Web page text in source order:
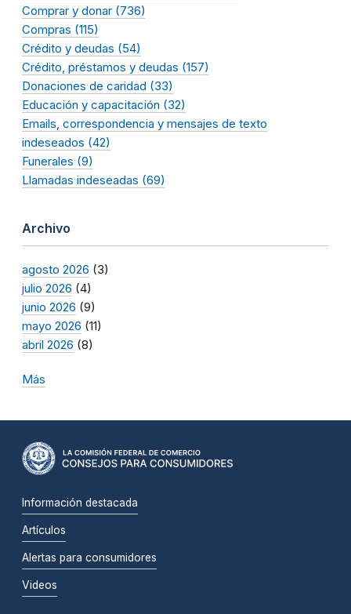
Comprar y donar (736)
Compras (115)
Crédito y deudas (54)
Crédito, préstamos y deudas (157)
Donaciones de caridad (33)
Educación y capacitación (32)
Emails, correspondencia y mensajes de texto
indeseados (42)
Funerales (9)
Llamadas indeseadas (69)
Archivo
agosto 2026 (3)
julio 2026 (4)
junio 2026 (9)
mayo 2026 (11)
abril 2026 (8)
Más
Información destacada
Artículos
Alertas para consumidores
Videos